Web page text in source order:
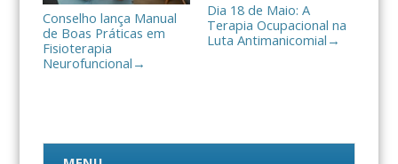
Conselho lança Manual
de Boas Práticas em
Fisioterapia
Neurofuncional →
Dia 18 de Maio: A
Terapia Ocupacional na
Luta Antimanicomial →